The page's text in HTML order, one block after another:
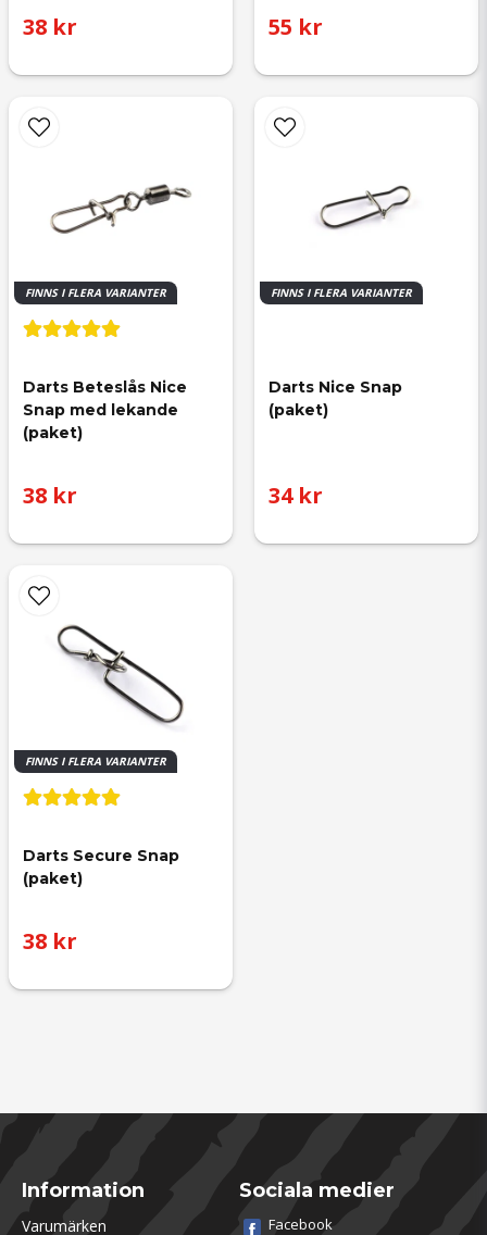
38 kr 55 kr
FINNS I FLERA VARIANTER
Darts Beteslås Nice
Snap med lekande
(paket)
38 kr
FINNS I FLERA VARIANTER
Darts Nice Snap
(paket)
34 kr
FINNS I FLERA VARIANTER
Darts Secure Snap
(paket)
38 kr
Information
Varumärken
Sociala medier
Facebook